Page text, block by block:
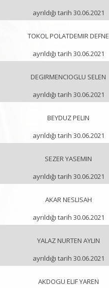
ayrıldığı tarih 30.06.2021
TOKOL POLATDEMIR DEFNE
ayrıldığı tarih 30.06.2021
DEGIRMENCIOGLU SELEN
ayrıldığı tarih 30.06.2021
BEYDUZ PELIN
ayrıldığı tarih 30.06.2021
SEZER YASEMIN
ayrıldığı tarih 30.06.2021
AKAR NESLISAH
ayrıldığı tarih 30.06.2021
YALAZ NURTEN AYLIN
ayrıldığı tarih 30.06.2021
AKDOGU ELIF YAREN